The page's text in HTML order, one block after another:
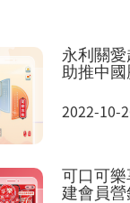
永利關愛
助推中
2022-10-
可口可
建會員營